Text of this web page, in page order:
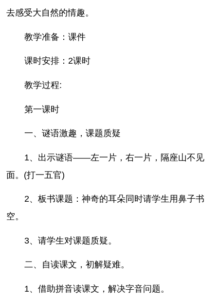
去感受大自然的情趣。
教学准备：课件
课时安排：2课时
教学过程:
第一课时
一、谜语激趣，课题质疑
1、出示谜语——左一片，右一片，隔座山不见
面。(打一五官)
2、板书课题：神奇的耳朵同时请学生用鼻子书
空。
3、请学生对课题质疑。
二、自读课文，初解疑难。
1、借助拼音读课文，解决字音问题。